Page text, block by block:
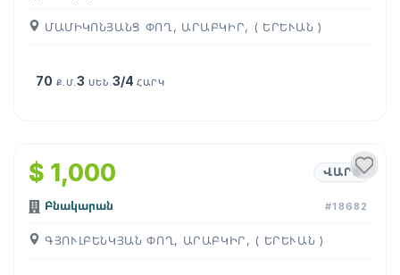
ՄԱՄԻԿՈՆՅԱՆՑ ՓՈՂ, ԱՐԱԲԿԻՐ, ( ԵՐԵՒԱՆ )
70 Ք.Մ.3 ՍԵՆ.3/4ՀԱՐԿ
$ 1,000 ՎԱՐՁ
Բնակարան #18682
ԳՅՈՒԼԲԵՆԿՅԱՆ ՓՈՂ, ԱՐԱԲԿԻՐ, ( ԵՐԵՒԱՆ )